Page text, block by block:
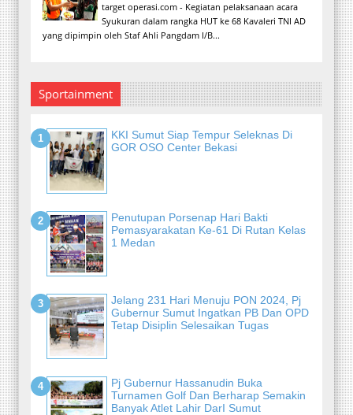
target operasi.com - Kegiatan pelaksanaan acara
Syukuran dalam rangka HUT ke 68 Kavaleri TNI AD
yang dipimpin oleh Staf Ahli Pangdam I/B...
Sportainment
KKI Sumut Siap Tempur Seleknas Di
GOR OSO Center Bekasi
Penutupan Porsenap Hari Bakti
Pemasyarakatan Ke-61 Di Rutan Kelas
1 Medan
Jelang 231 Hari Menuju PON 2024, Pj
Gubernur Sumut Ingatkan PB Dan OPD
Tetap Disiplin Selesaikan Tugas
Pj Gubernur Hassanudin Buka
Turnamen Golf Dan Berharap Semakin
Banyak Atlet Lahir DarI Sumut